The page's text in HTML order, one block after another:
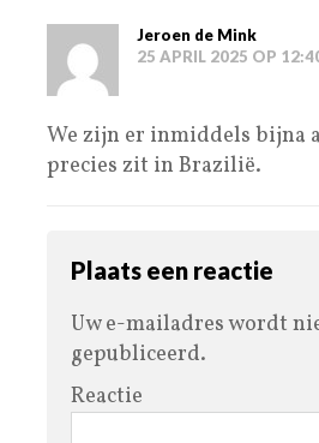
Jeroen de Mink
25 APRIL 2025 OP
We zijn er inmiddels bijna
precies zit in Brazilië.
Plaats een reactie
Uw e-mailadres wordt
gepubliceerd.
Reactie